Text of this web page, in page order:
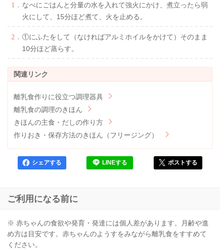
なべにごはんと分量の水を入れて強火にかけ、煮立ったら弱
火にして、15分ほど煮て、火を止める。
①にふたをして（なければアルミホイルをかけて）そのまま
10分ほど蒸らす。
離乳食作りに役立つ調理器具
離乳食の調理のきほん
きほんの主食・だしの作り方
作りおき・保存方法のきほん（フリージング）
シェアする LINEする ポストする
ご利用になる前に
※ 赤ちゃんの食欲や発育・発達には個人差があります。月齢や進
め方は目安です。赤ちゃんのようすをみながら離乳食をすすめて
ください。